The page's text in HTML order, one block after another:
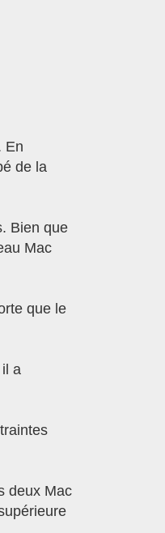
En
de la
Bien que
Mac
que le
a
deux Mac